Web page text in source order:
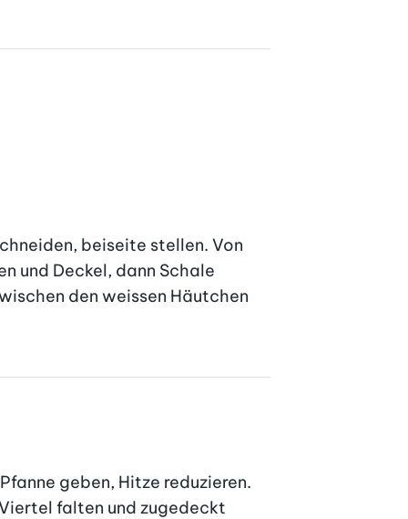
beiseite stellen. Von
und Deckel, dann Schale
den weissen Häutchen
geben, Hitze reduzieren.
falten und zugedeckt